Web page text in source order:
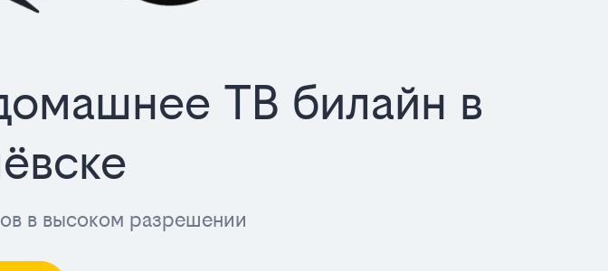
ТВ билайн в
в высоком разрешении